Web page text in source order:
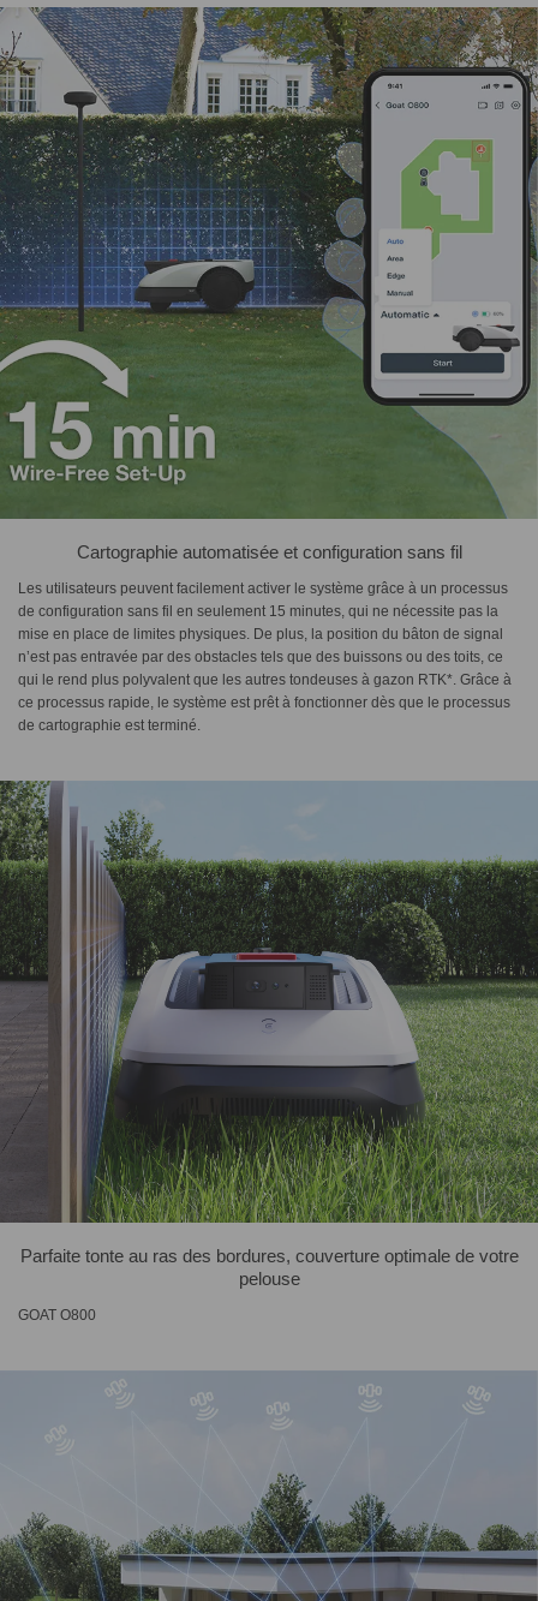
Cartographie automatisée et configuration sans fil
Les utilisateurs peuvent facilement activer le système grâce à un processus
de configuration sans fil en seulement 15 minutes, qui ne nécessite pas la
mise en place de limites physiques. De plus, la position du bâton de signal
n’est pas entravée par des obstacles tels que des buissons ou des toits, ce
qui le rend plus polyvalent que les autres tondeuses à gazon RTK*. Grâce à
ce processus rapide, le système est prêt à fonctionner dès que le processus
de cartographie est terminé.
Parfaite tonte au ras des bordures, couverture optimale de votre
pelouse
GOAT O800